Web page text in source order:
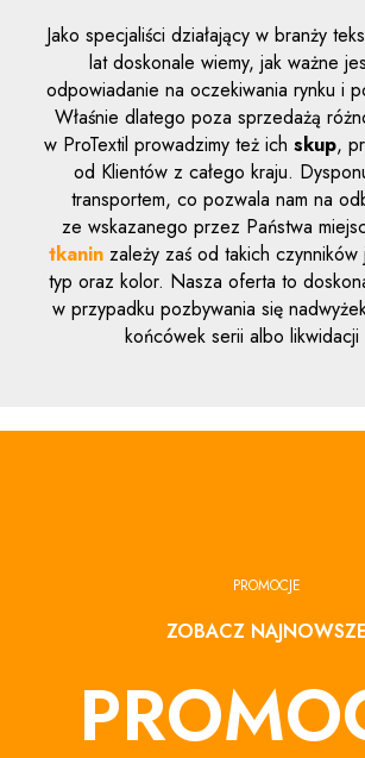
Jako specjaliści działający w branży
lat doskonale wiemy, jak ważne
odpowiadanie na oczekiwania rynku i
Właśnie dlatego poza sprzedażą
w ProTextil prowadzimy też ich skup,
od Klientów z całego kraju.
transportem, co pozwala nam na
ze wskazanego przez Państwa
tkaninzależy zaś od takich czynników
typ oraz kolor. Nasza oferta to
w przypadku pozbywania się
końcówek serii albo likwidacji
PROMOCJE
ZOBACZ NAJNOWSZE